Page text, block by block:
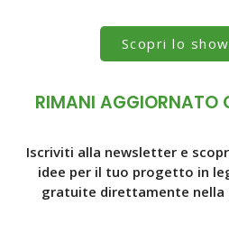
Scopri lo
RIMANI AGGIORNATO
Iscriviti alla newsletter e
idee per il tuo progetto in
gratuite direttamente nella